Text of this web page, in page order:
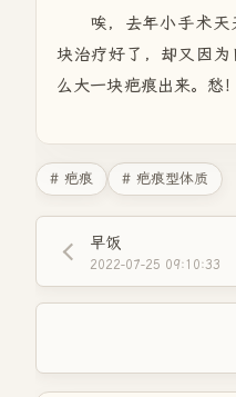
唉，去年小手术
块治疗好了，却又因
么大一块疤痕出来。愁！
# 疤痕 # 疤痕型体质
早饭
2022-07-25 09:10:33